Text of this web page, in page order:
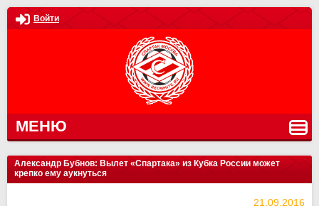
Войти
МЕНЮ
Александр Бубнов: Вылет «Спартака» из Кубка России может
крепко ему аукнуться
21.09.2016